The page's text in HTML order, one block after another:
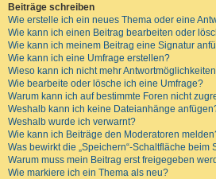
Beiträge schreiben
Wie erstelle ich ein neues Thema oder eine
Wie kann ich einen Beitrag bearbeiten oder
Wie kann ich meinem Beitrag eine Signatur
Wie kann ich eine Umfrage erstellen?
Wieso kann ich nicht mehr
Wie bearbeite oder lösche ich eine Umfrage?
Warum kann ich auf bestimmte Foren nicht
Weshalb kann ich keine Dateianhänge
Weshalb wurde ich verwarnt?
Wie kann ich Beiträge den Moderatoren
Was bewirkt die „Speichern“-Schaltfläche beim
Warum muss mein Beitrag erst freigegeben
Wie markiere ich ein Thema als neu?